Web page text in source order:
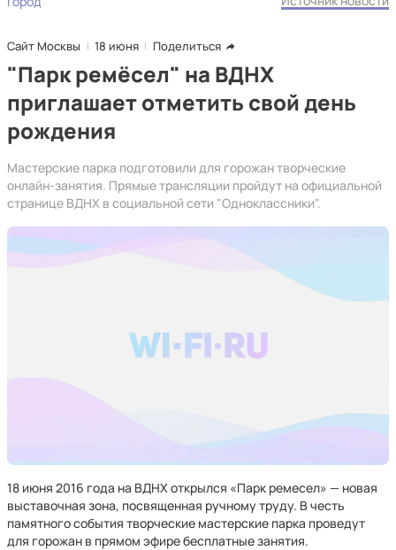
Сайт Москвы 18 июня Поделиться
"Парк ремёсел" на ВДНХ
приглашает отметить свой день
рождения
Мастерские парка подготовили для горожан творческие
онлайн-занятия. Прямые трансляции пройдут на официальной
странице ВДНХ в социальной сети "Одноклассники".
18 июня 2016 года на ВДНХ открылся «Парк ремесел» — новая
выставочная зона, посвященная ручному труду. В честь
памятного события творческие мастерские парка проведут
для горожан в прямом эфире бесплатные занятия.